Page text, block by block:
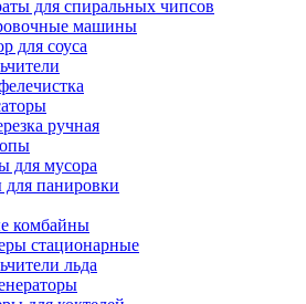
для спиральных чипсов
машины
для соуса
ручная
для мусора
панировки
комбайны
стационарные
льда